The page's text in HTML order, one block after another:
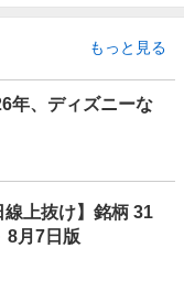
もっと見る
年、ディズニーな
上抜け】銘柄 31
月7日版